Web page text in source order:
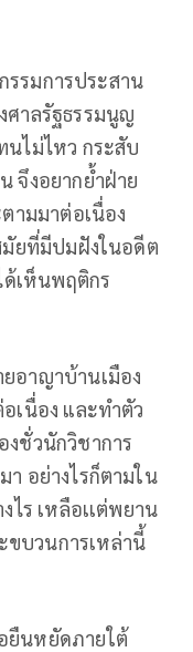
รรมการประสาน
ศาลรัฐธรรมนูญ
นไม่ไหว กระสับ
จึงอยากย้ำฝ่าย
ามมาต่อเนื่อง
มัยที่มีปมฝังในอดีต
ด้เห็นพฤติกร
อาญาบ้านเมือง
เนื่อง และทำตัว
งชั่วนักวิชาการ
อย่างไรก็ตามใน
ไร เหลือเเต่พยาน
บวนการเหล่านี้
ยืนหยัดภายใต้